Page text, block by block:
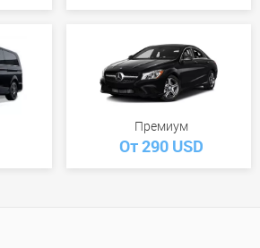
Премиум
От 290 USD